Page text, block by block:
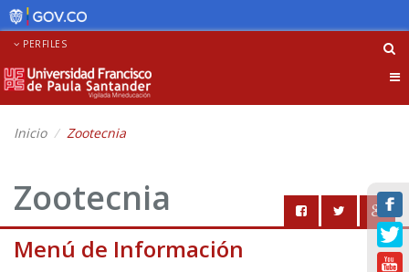
PERFILES
Inicio Zootecnia
Zootecnia
Menú de Información